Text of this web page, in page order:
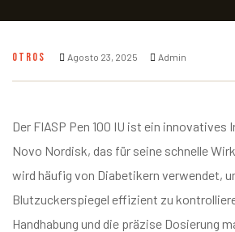
OTROS Agosto 23, 2025 Admin
Der FIASP Pen 100 IU ist ein innovatives
Novo Nordisk, das für seine schnelle
wird häufig von Diabetikern verwendet,
Blutzuckerspiegel effizient zu
Handhabung und die präzise Dosierung